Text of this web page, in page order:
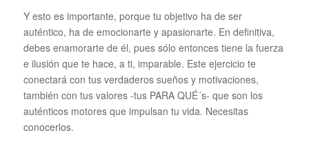
Y esto es importante, porque tu objetivo ha de ser
auténtico, ha de emocionarte y apasionarte. En definitiva,
debes enamorarte de él, pues sólo entonces tiene la fuerza
e ilusión que te hace, a ti, imparable. Este ejercicio te
conectará con tus verdaderos sueños y motivaciones,
también con tus valores -tus PARA QUÉ´s- que son los
auténticos motores que impulsan tu vida. Necesitas
conocerlos.